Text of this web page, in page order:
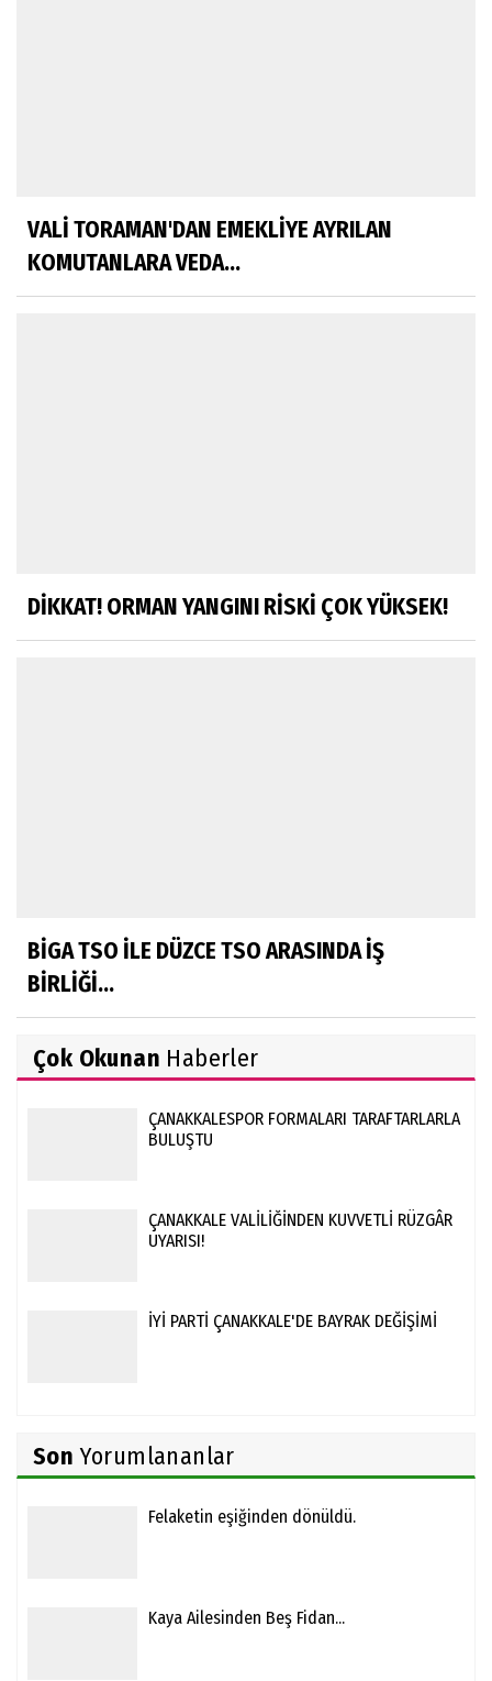
VALİ TORAMAN'DAN EMEKLİYE AYRILAN
KOMUTANLARA VEDA...
DİKKAT! ORMAN YANGINI RİSKİ ÇOK YÜKSEK!
BİGA TSO İLE DÜZCE TSO ARASINDA İŞ
BİRLİĞİ...
Çok Okunan Haberler
ÇANAKKALESPOR FORMALARI TARAFTARLARLA
BULUŞTU
ÇANAKKALE VALİLİĞİNDEN KUVVETLİ RÜZGÂR
UYARISI!
İYİ PARTİ ÇANAKKALE'DE BAYRAK DEĞİŞİMİ
Son Yorumlananlar
Felaketin eşiğinden dönüldü.
Kaya Ailesinden Beş Fidan...